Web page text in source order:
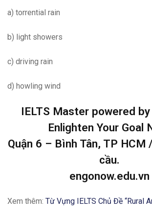
a) torrential rain
b) light showers
c) driving rain
d) howling wind
IELTS Master powered
Enlighten Your Goal
Quận 6 – Bình Tân, TP HCM
cầu.
engonow.edu.vn
Xem thêm: Từ Vựng IELTS Chủ Đề “Rural